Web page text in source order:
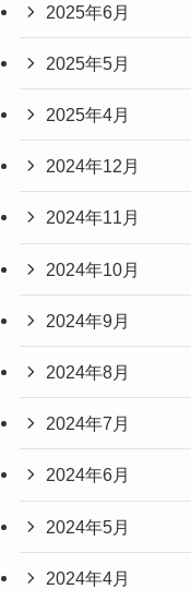
2025年6月
2025年5月
2025年4月
2024年12月
2024年11月
2024年10月
2024年9月
2024年8月
2024年7月
2024年6月
2024年5月
2024年4月